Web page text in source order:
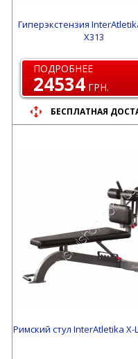
Гиперэкстензия
X313
ПОДРОБНЕЕ
24534 ГРН.
БЕСПЛАТНАЯ
Римский стул InterAtletika X-